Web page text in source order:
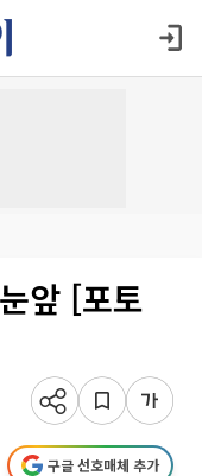
앞 [포토
구글 선호매체 추가